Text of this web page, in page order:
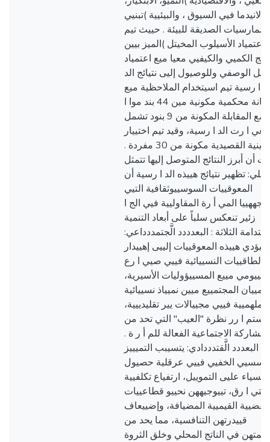
الانيدما فيي السيوق ، والبيئيية )تبنيي
الممارسيات الصديقة للبيئة . حييث تيم
اعتمياد الأسيلوب المخيتل )الميز بيين
الكميي والكيفيي معيا ميع اعتمياد
الوصفي وللوصيول إليى نتيائج الد
ا رسية تيم اسيتخدام الملاحظية ميع
اسيتبانة محكمية مكونية مين 44 بند موا ا
زة مع المقابلة المكونة من 9 بنود تشمل
ا رت الد ا رسية، وقيد تيم اختييار
العينية القصيدية مكونة من 30 مفردة .
أن أبرز النتائج المتوصل إليها تتمثل
تظهير نتيائج هييذه الد ا رسية أن
المعوقييات السوسييوثقافية التيي
المي أ رة المقاوليية فيي الج ا
زئير تنعكس سلباً على أبعاد التنمية
الثلاثة : البعدددد الَّجتمددداعي:
تييؤدي هييذه المعوقييات إلييى إهييدار
الطاقييات النسييائية فييي صيي ا رع
يييومي مييع المسييؤوليات الأسيرية،
المجتمييع ميين نميياذ نسييائية
ملهميية فييي مجييالات يير تقليدييية،
واستم ا رر نظرة "العيب" التي تحد من
الاجتماعية الفعالة للم أ ر ة .
البعددد الَّقتدددادي: يتسيبب التميييز
الخفيي فييي عرقلية حصيول
النسياء عليى التموييل، ارتفياع تكلفيية
ا رق، تييوجيههن نحييو قطاعييات
القيميية المضيافة، وإضييعاف
قييدرتهن التنافسية، مما يحد من
في الناتج المحلي وخلق الثروة